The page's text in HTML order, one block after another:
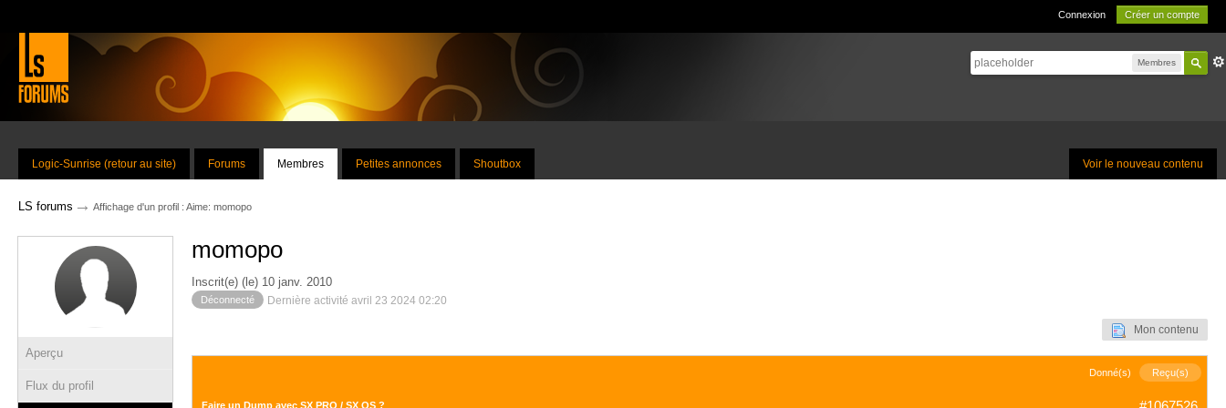
Connexion Créer un compte
Membres
Voir le nouveau contenu
Logic-Sunrise (retour au site) Forums Membres Petites annonces Shoutbox
LS forums → Affichage d'un profil : Aime: momopo
Aperçu
Flux du profil
momopo
Inscrit(e) (le) 10 janv. 2010
Déconnecté Dernière activité avril 23 2024 02:20
Mon contenu
Donné(s) Reçu(s)
Faire un Dump avec SX PRO / SX OS ?